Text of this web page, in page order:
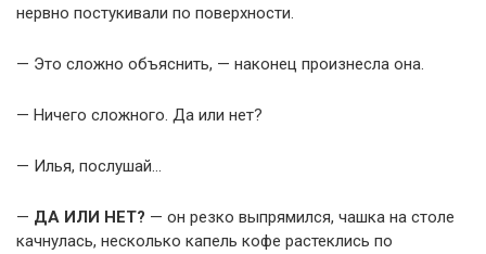
нервно постукивали по поверхности.
— Это сложно объяснить, — наконец произнесла она.
— Ничего сложного. Да или нет?
— Илья, послушай…
— ДА ИЛИ НЕТ? — он резко выпрямился, чашка на столе
качнулась, несколько капель кофе растеклись по